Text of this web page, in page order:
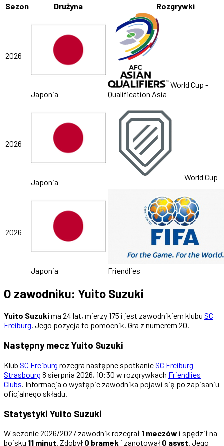
Sezon
Drużyna Rozgrywki
2026
Japonia
World Cup -
Qualification Asia
2026
Japonia
World Cup
2026
Japonia Friendlies
O zawodniku: Yuito Suzuki
Yuito Suzukima 24 lat, mierzy 175 i jest zawodnikiem klubu SC
Freiburg. Jego pozycja to pomocnik. Gra z numerem 20.
Następny mecz Yuito Suzuki
Klub SC Freiburg rozegra następne spotkanieSC Freiburg -
Strasbourg 8 sierpnia 2026, 10:30 w rozgrywkach Friendlies
Clubs. Informacja o występie zawodnika pojawi się po zapisaniu
oficjalnego składu.
Statystyki Yuito Suzuki
W sezonie 2026/2027 zawodnik rozegrał 1 meczów i spędził na
boisku 11 minut. Zdobył 0 bramek i zanotował 0 asyst. Jego